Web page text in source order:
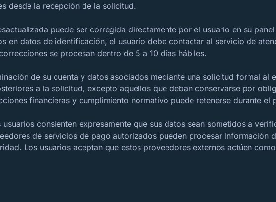
desde la recepción de la solicitud.
puede ser corregida directamente por el usuario en su
en datos de identificación, el usuario debe contactar al servicio de
se procesan dentro de 5 a 10 días hábiles.
de su cuenta y datos asociados mediante una solicitud formal al
a la solicitud, excepto aquellos que deban conservarse por
financieras y cumplimiento normativo puede retenerse durante
consienten expresamente que sus datos sean sometidos a
de servicios de pago autorizados pueden procesar información
Los usuarios aceptan que estos proveedores externos actúen